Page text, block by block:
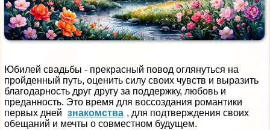
Юбилей свадьбы - прекрасный повод оглянуться на
пройденный путь, оценить силу своих чувств и выразить
благодарность друг другу за поддержку, любовь и
преданность. Это время для воссоздания романтики
первых дней знакомства , для подтверждения своих
обещаний и мечты о совместном будущем.